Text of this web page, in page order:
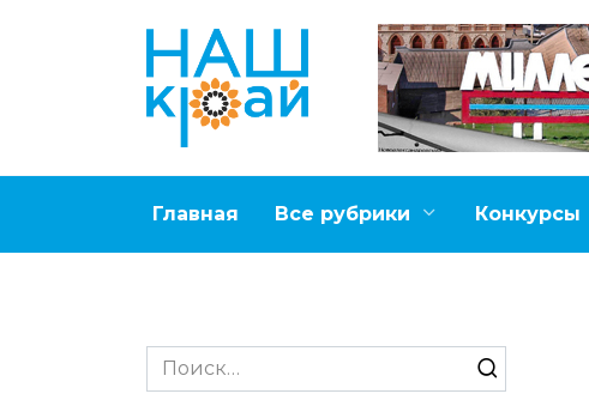
Главная Все рубрики Конкурсы
Search
for: